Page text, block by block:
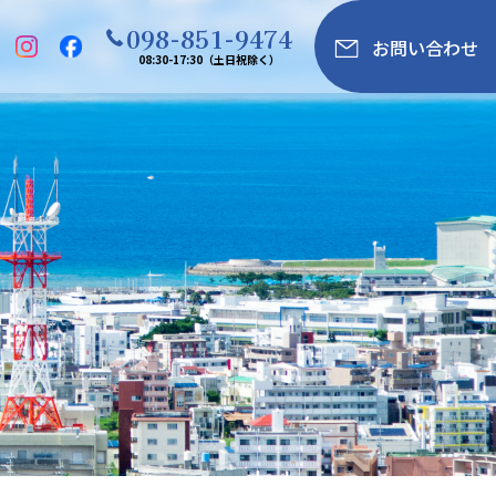
098-851-9474
08:30-17:30（土日祝除く） お問い合わせ